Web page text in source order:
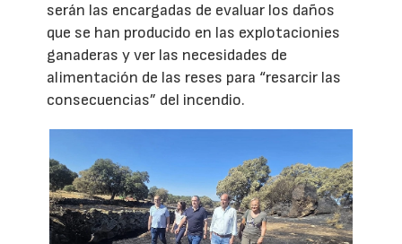
serán las encargadas de evaluar los daños
que se han producido en las explotacionies
ganaderas y ver las necesidades de
alimentación de las reses para “resarcir las
consecuencias” del incendio.